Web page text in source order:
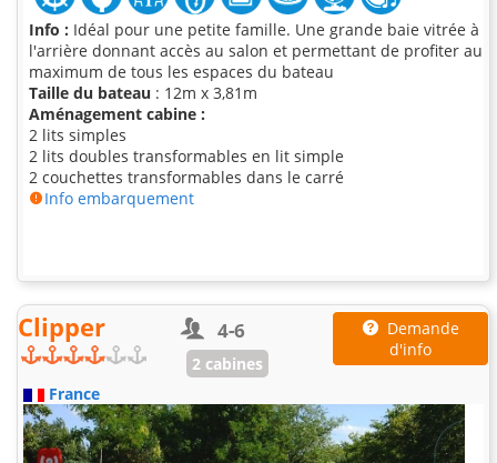
Info : Idéal pour une petite famille. Une grande baie vitrée à
l'arrière donnant accès au salon et permettant de profiter au
maximum de tous les espaces du bateau
Taille du bateau : 12m x 3,81m
Aménagement cabine :
2 lits simples
2 lits doubles transformables en lit simple
2 couchettes transformables dans le carré
Info embarquement
Clipper 4-6
2 cabines
Demande
d'info
France